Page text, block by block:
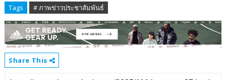
Tags # ภาพข่าวประชาสัมพันธ์
Share This